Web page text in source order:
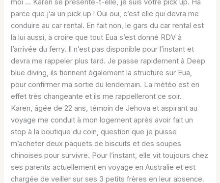
moi … Karen se présente-t-elle, je suis votre pick up. Ha
parce que j’ai un pick up ! Oui oui, c’est elle qui devra me
conduire au car rental. En fait non, le gars du car rental est
là lui aussi, à croire que tout Eua s’est donné RDV à
l’arrivée du ferry. Il n’est pas disponible pour l’instant et
devra me rappeler plus tard. Je passe rapidement à Deep
blue diving, ils tiennent également la structure sur Eua,
pour confirmer ma sortie du lendemain. La météo est en
effet très changeante et ils me rappelleront ce soir.
Karen, âgée de 22 ans, témoin de Jehova et aspirant au
voyage me conduit à mon logement après avoir fait un
stop à la boutique du coin, question que je puisse
m’acheter deux paquets de biscuits et des soupes
chinoises pour survivre. Pour l’instant, elle vit toujours chez
ses parents actuellement en voyage en Australie et est
chargée de veiller sur ses 3 petits frères en leur absence.